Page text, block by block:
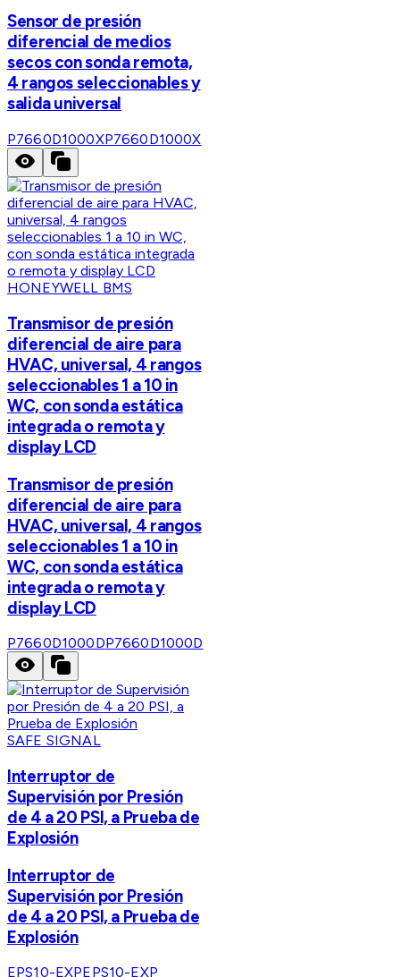
Sensor de presión
diferencial de medios
secos con sonda remota,
4 rangos seleccionables y
salida universal
P7660D1000XP7660D1000X
HONEYWELL BMS
Transmisor de presión
diferencial de aire para
HVAC, universal, 4 rangos
seleccionables 1 a 10 in
WC, con sonda estática
integrada o remota y
display LCD
Transmisor de presión
diferencial de aire para
HVAC, universal, 4 rangos
seleccionables 1 a 10 in
WC, con sonda estática
integrada o remota y
display LCD
P7660D1000DP7660D1000D
SAFE SIGNAL
Interruptor de
Supervisión por Presión
de 4 a 20 PSI, a Prueba de
Explosión
Interruptor de
Supervisión por Presión
de 4 a 20 PSI, a Prueba de
Explosión
EPS10-EXPEPS10-EXP